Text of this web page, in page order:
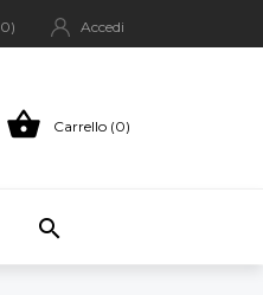
0) Accedi
 Carrello (0)
